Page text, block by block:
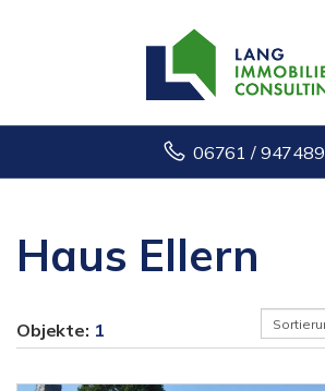
06761 / 947489
Haus Ellern
Objekte: 1